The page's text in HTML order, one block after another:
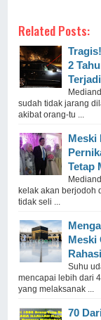
Related Posts:
2
sudah tidak jarang
akibat orang-tu ...
Meski
Tetap
kelak akan berjodoh
tidak seli ...
Meski
Suhu
mencapai lebih dari
yang melaksanak ...
70